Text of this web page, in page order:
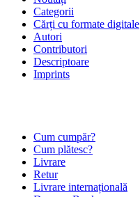
Categorii
Cărți cu formate digitale
Autori
Contributori
Descriptoare
Imprints
Cum cumpăr?
Cum plătesc?
Livrare
Retur
Livrare internațională